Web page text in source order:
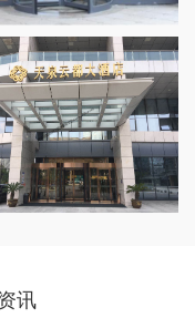
市快
转门案例_溧
江苏两
讯